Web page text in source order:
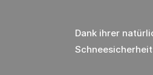
Dank ihrer